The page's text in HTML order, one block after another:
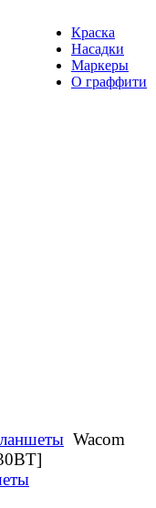
Краска
Насадки
Маркеры
О граффити
Wacom